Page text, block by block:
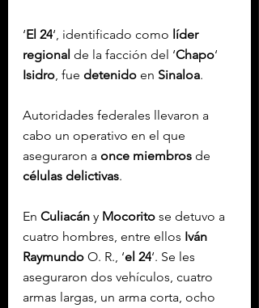
‘El 24‘, identificado como líder
regional de la facción del ‘Chapo‘
Isidro , fue detenido en Sinaloa.
Autoridades federales llevaron a
cabo un operativo en el que
aseguraron a once miembros de
células delictivas.
En Culiacán y Mocorito se detuvo a
cuatro hombres, entre ellos Iván
Raymundo O. R., ‘el 24‘. Se les
aseguraron dos vehículos, cuatro
armas largas, un arma corta, ocho